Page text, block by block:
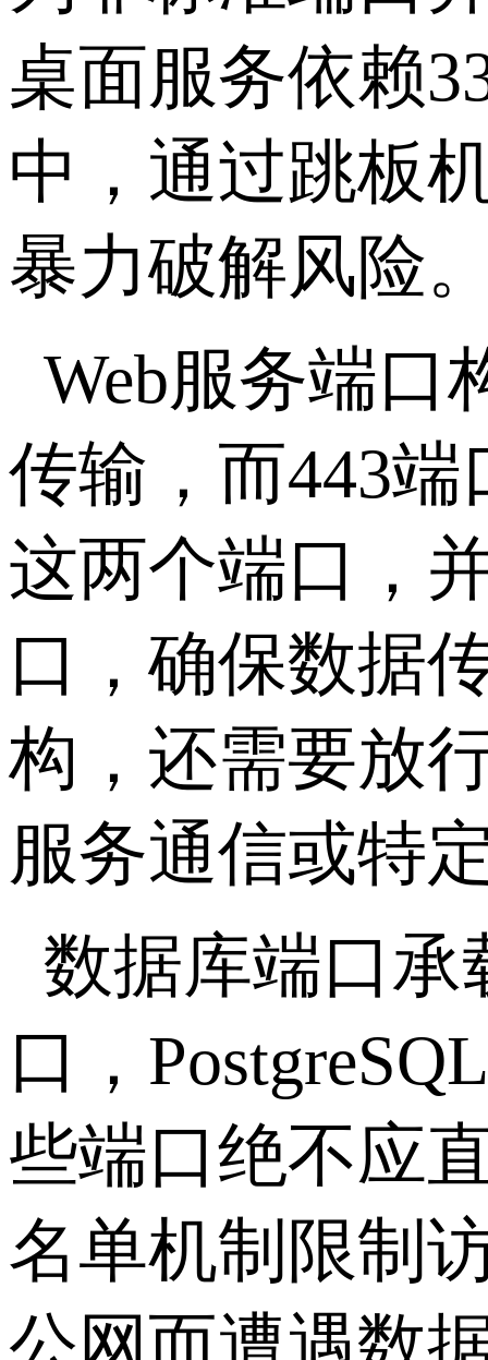
桌面服务依赖
中，通过跳板
暴力破解风险
Web服务端口
传输，而443端
这两个端口，
口，确保数据
构，还需要放
服务通信或特
数据库端口承
口， PostgreSQL
些端口绝不应
名单机制限制